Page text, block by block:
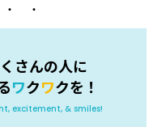
・ ・
さんの人に
ワクワクを！
excitement, & smiles!